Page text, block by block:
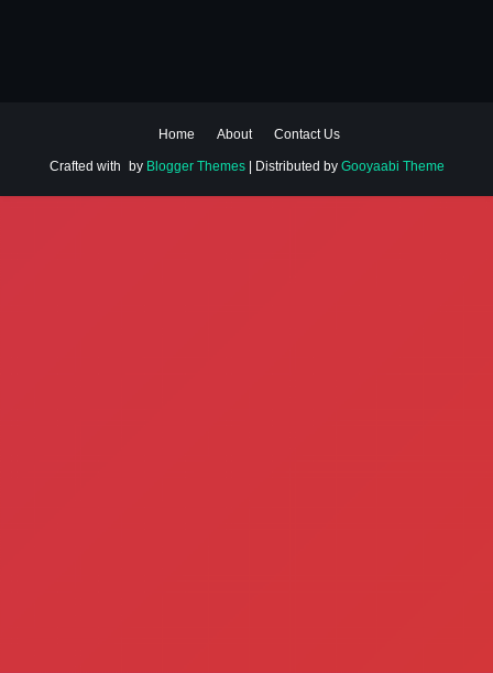
Home About Contact Us
Crafted with by Blogger Themes| Distributed by Gooyaabi Theme